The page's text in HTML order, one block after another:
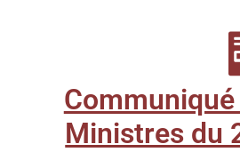
Ministres du